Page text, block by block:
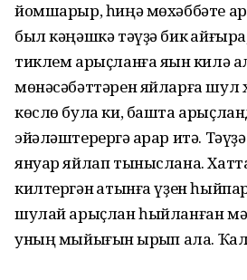
йомшарыр, һиңә мөхәббәте
был кәңәшкә тәүҙә бик
тиклем арыҫланға яҡын килә
мөнәсәбәттәрен яйларға шул
көслө була ки, башта
эйәләштерергә ҡарар итә.
януар яйлап тыныслана. Хатта
килтергән ҡатынға үҙен
шулай арыҫлан һыйланған
уның мыйығын ҡырҡып ала.